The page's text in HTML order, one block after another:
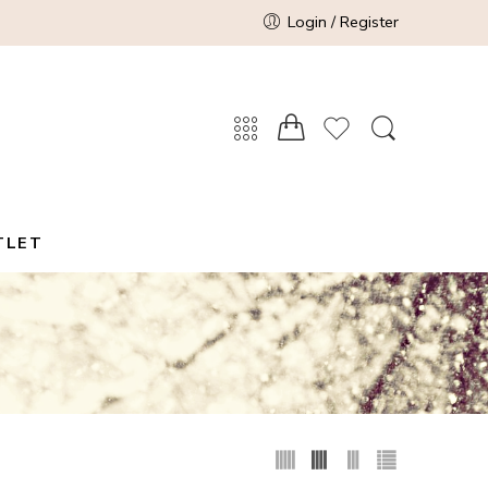
Login / Register